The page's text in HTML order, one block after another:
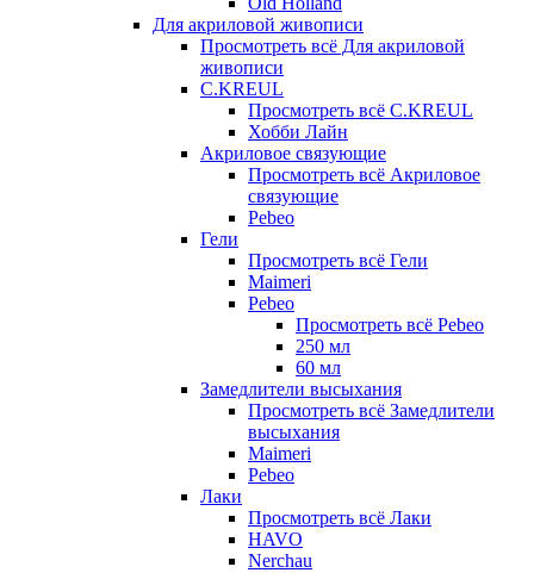
Для акриловой живописи
Просмотреть всё Для акриловой
живописи
C.KREUL
Просмотреть всё C.KREUL
Хобби Лайн
Акриловое связующие
Просмотреть всё Акриловое
связующие
Pebeo
Гели
Просмотреть всё Гели
Maimeri
Pebeo
Просмотреть всё Pebeo
250 мл
60 мл
Замедлители высыхания
Просмотреть всё Замедлители
высыхания
Maimeri
Pebeo
Лаки
Просмотреть всё Лаки
HAVO
Nerchau